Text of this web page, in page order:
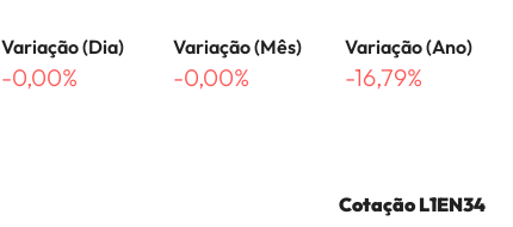
Variação (Dia)
-0,00%
Variação (Mês)
-0,00%
Variação (Ano)
-16,79%
CotaçãoL1EN34